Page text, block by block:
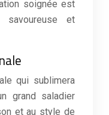
soignée est
savoureuse et
qui sublimera
grand saladier
et au style de